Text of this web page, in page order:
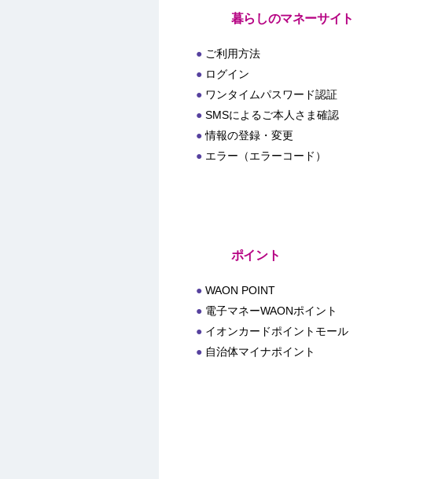
暮らしのマネーサイト
ご利用方法
ログイン
ワンタイムパスワード認証
SMSによるご本人さま確認
情報の登録・変更
エラー（エラーコード）
ポイント
WAON POINT
電子マネーWAONポイント
イオンカードポイントモール
自治体マイナポイント